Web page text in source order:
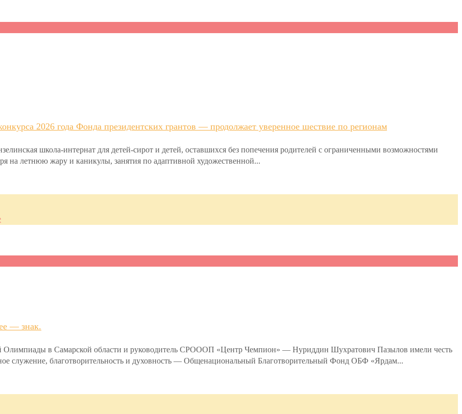
2026 года Фонда президентских грантов — продолжает уверенное шествие по регионам
школа-интернат для детей-сирот и детей, оставшихся без попечения родителей с ограниченными возможностями
на летнюю жару и каникулы, занятия по адаптивной художественной...
— знак.
Олимпиады в Самарской области и руководитель СРОООП «Центр Чемпион» — Нуриддин Шухратович Пазылов имели честь
служение, благотворительность и духовность — Общенациональный Благотворительный Фонд ОБФ «Ярдам...